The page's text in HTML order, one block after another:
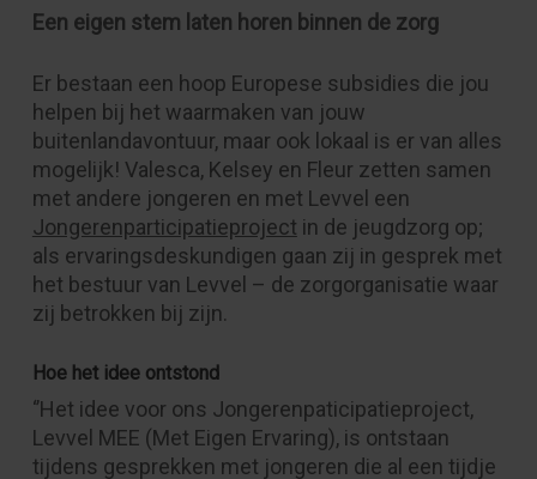
Een eigen stem laten horen binnen de zorg
Er bestaan een hoop Europese subsidies die jou
helpen bij het waarmaken van jouw
buitenlandavontuur, maar ook lokaal is er van alles
mogelijk! Valesca, Kelsey en Fleur zetten samen
met andere jongeren en met Levvel een
Jongerenparticipatieproject in de jeugdzorg op;
als ervaringsdeskundigen gaan zij in gesprek met
het bestuur van Levvel – de zorgorganisatie waar
zij betrokken bij zijn.
Hoe het idee ontstond
‘’Het idee voor ons Jongerenpaticipatieproject,
Levvel MEE (Met Eigen Ervaring), is ontstaan
tijdens gesprekken met jongeren die al een tijdje